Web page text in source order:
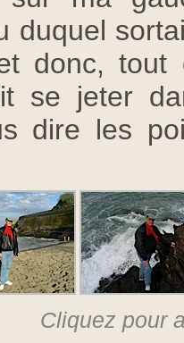
duquel
donc, tout
se jeter
dire les
Cliquez pour